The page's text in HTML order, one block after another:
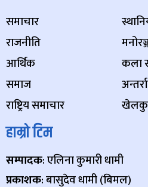
समाचार
राजनीति
आर्थिक
समाज
राष्ट्रिय समाचार
कला
हाम्रो टिम
सम्पादक: एलिना कुमारी धामी
प्रकाशक: बासुदेव धामी (बिमल)